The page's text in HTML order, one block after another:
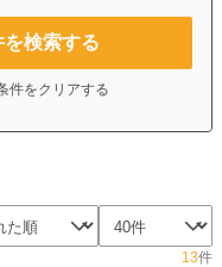
を検索する
件をクリアする
13件